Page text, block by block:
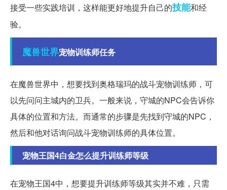
接受一些实践培训，这样能更好地提升自己的技能和经
验。
魔兽世界宠物训练师任务
在魔兽世界中，想要找到奥格瑞玛的战斗宠物训练师，可
以先问问主城内的卫兵。一般来说，守城的NPC会告诉你
具体的位置和方法。而通常的步骤是先找到守城的NPC，
然后和他对话询问战斗宠物训练师的具体位置。
宠物王国4白金怎么提升训练师等级
在宠物王国4中，想要提升训练师等级其实并不难，只需